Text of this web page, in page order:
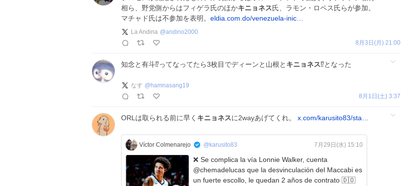
相ら、野党側からはフィゲラ氏のほかキニョネス氏、ラモン・ロペス氏らが参加。
マチャド氏は不参加を表明。 eldia.com.do/venezuela-inic…
La Andina @andino2000
8月3日(月) 21:00
知念と有斗⁉️ってなってたら3枚目でディーンと山根と キニョネス⁉️となった
なす @ hamnasang19
8月1日(土) 3:37
ORLは取られる前に早く キニョネスに2wayあげてくれ。 x.com/karusito83/sta…
Víctor Colmenarejo @karusito83 7月29日(水) 15:10
❌ Se complica la vía Lonnie Walker, cuenta
@chemadelucas que la desvinculación del Maccabi es
un fuerte escollo, le quedan 2 años de contrato 🇩🇴